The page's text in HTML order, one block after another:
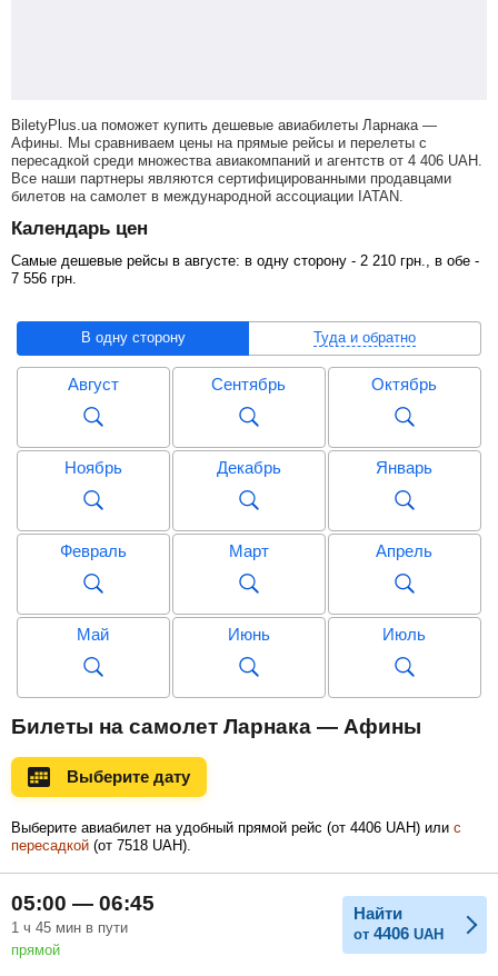
BiletyPlus.ua поможет купить дешевые авиабилеты Ларнака —
Афины. Мы сравниваем цены на прямые рейсы и перелеты с
пересадкой среди множества авиакомпаний и агентств от 4 406 UAH
Все наши партнеры являются сертифицированными продавцами
билетов на самолет в международной ассоциации IATAN.
Календарь цен
Самые дешевые рейсы в августе: в одну сторону - 2 210 грн ., в обе -
7 556 грн
В одну сторону Туда и обратно
Август Сентябрь Октябрь
Ноябрь Декабрь Январь
Февраль Март Апрель
Май Июнь Июль
Сентябрь
Ноябрь
Билеты на самолет Ларнака — Афины
Выберите дату
Выберите авиабилет на удобный прямой рейс (от 4406 UAH) или с
пересадкой (от 7518 UAH).
05:00 — 06:45
1 ч 45 мин в пути
прямой
Найти
от 4406 UAH